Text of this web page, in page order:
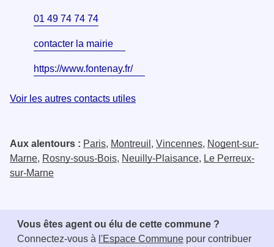
01 49 74 74 74
contacter la mairie
https://www.fontenay.fr/
Voir les autres contacts utiles
Aux alentours : Paris, Montreuil , Vincennes, Nogent-sur-
Marne, Rosny-sous-Bois, Neuilly-Plaisance, Le Perreux-
sur-Marne
Vous êtes agent ou élu de cette commune ?
Connectez-vous à l'Espace Commune pour contribuer